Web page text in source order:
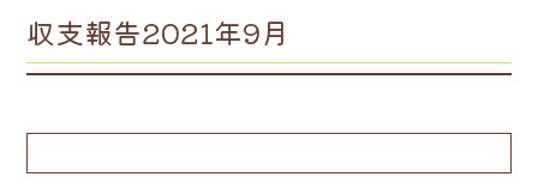
収支報告2021年9月